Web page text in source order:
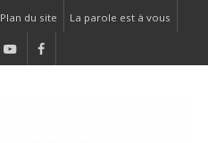
Plan du site La parole est à vous